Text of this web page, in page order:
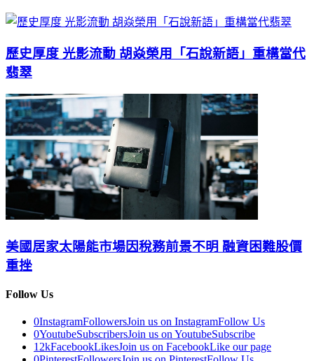
歷史厚度 光影流動 胡焱榮用「石說新語」重構當代
翡翠
美國居家太陽能市場因稅務前景不明 融資困難股價
重挫
Follow Us
0InstagramFollowersJoin us on InstagramFollow Us
0YoutubeSubscribersJoin us on YoutubeSubscribe
12kFacebookLikesJoin us on FacebookLike our page